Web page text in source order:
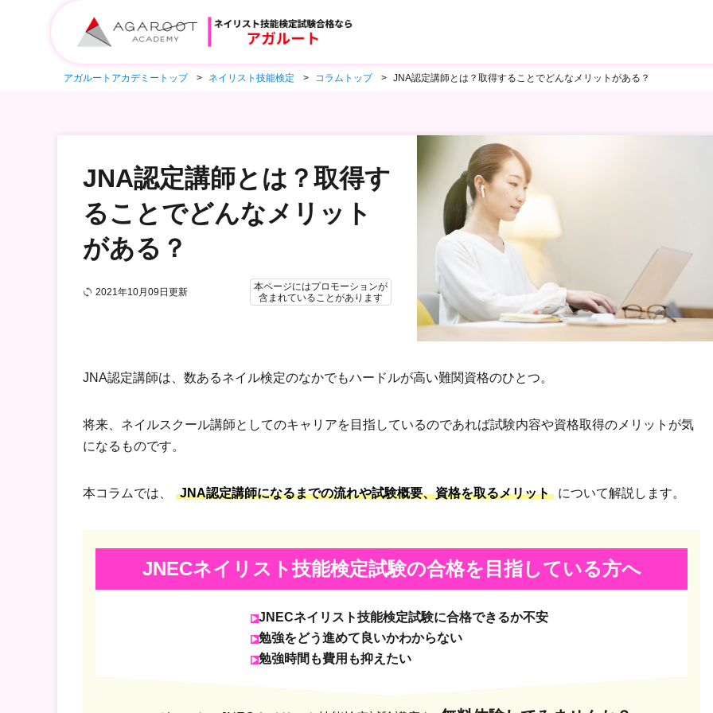
アガルートアカデミートップ ネイリスト技能検定 コラムトップ JNA認定講師とは？取得することでどんなメリットがある？
JNA認定講師とは？取得す
ることでどんなメリット
がある？
2021年10月09日更新
本ページにはプロモーションが
含まれていることがあります
JNA認定講師は、数あるネイル検定のなかでもハードルが高い難関資格のひとつ。
将来、ネイルスクール講師としてのキャリアを目指しているのであれば試験内容や資格取得のメリットが気
になるものです。
本コラムでは、 JNA認定講師になるまでの流れや試験概要、資格を取るメリット について解説します。
JNECネイリスト技能検定試験の合格を目指している方へ
JNECネイリスト技能検定試験に合格できるか不安
勉強をどう進めて良いかわからない
勉強時間も費用も抑えたい